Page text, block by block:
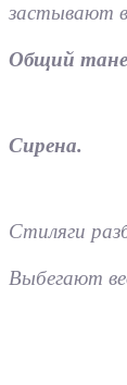
застывают в
Общий
Сирена.
Стиляги
Выбегают